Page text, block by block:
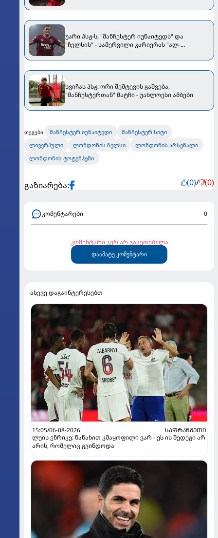
უარი პსჟ-ს, "მანჩესტერ იუნაიტედს" და
"ჩელსის" - სამერვილი კარიერას "ალ-
ხვიჩას პსჟ: ორი შემტევის გაშვება,
"მანჩესტერთან" მატჩი - უახლოესი ამბები
თეგები: მანჩესტერ იუნაიტედი
მანჩესტერ სიტი
ლივერპული
ლონდონის ჩელსი
ლონდონის არსენალი
ლონდონის ტოტენჰემი
გაზიარება: (0)/ (0)
კომენტარები 0
კომენტარი ჯერ არ გაკეთებულა
დაამატე კომენტარი
ასევე დაგაინტერესებთ
15:05/06-08-2026
ᲡᲐᲤᲠᲐᲜᲒᲔᲗᲘ
ლუის ენრიკე: ნანახით კმაყოფილი ვარ - ეს ის შედეგი არ
არის, რომელიც გვინდოდა